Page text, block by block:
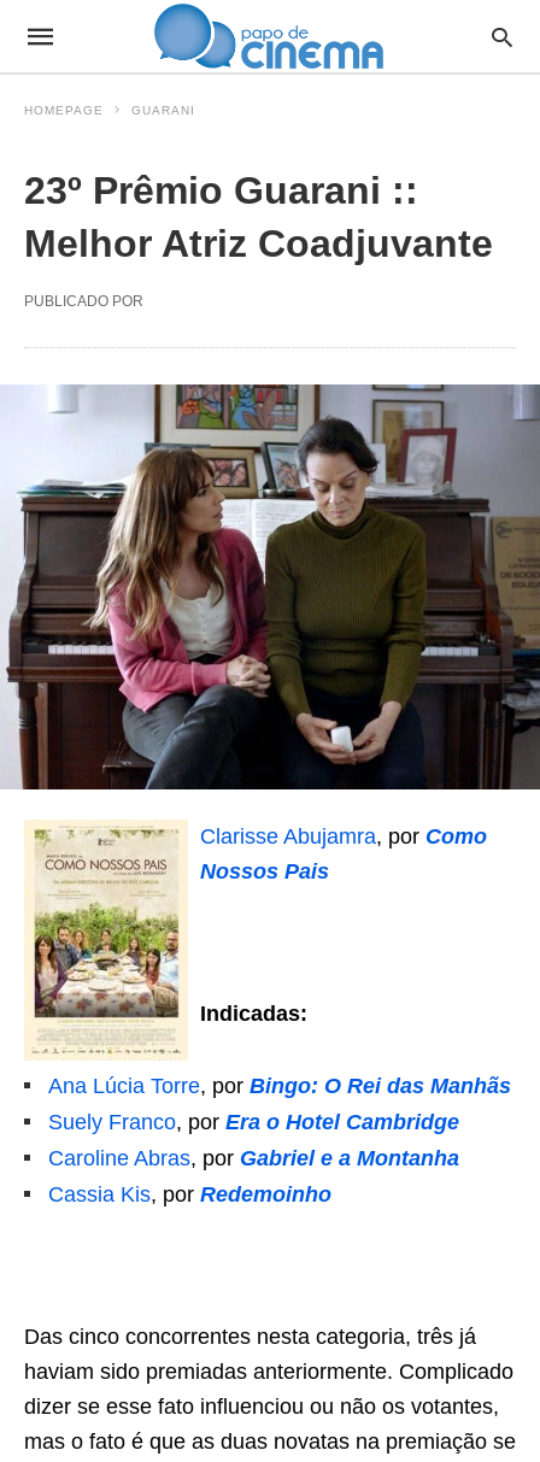
HOMEPAGE GUARANI
23º Prêmio Guarani ::
Melhor Atriz Coadjuvante
PUBLICADO POR
Clarisse Abujamra, por Como
Nossos Pais
Indicadas:
Ana Lúcia Torre, por Bingo: O Rei das Manhãs
Suely Franco, por Era o Hotel Cambridge
Caroline Abras, por Gabriel e a Montanha
Cassia Kis, por Redemoinho
Das cinco concorrentes nesta categoria, três já
haviam sido premiadas anteriormente. Complicado
dizer se esse fato influenciou ou não os votantes,
mas o fato é que as duas novatas na premiação se